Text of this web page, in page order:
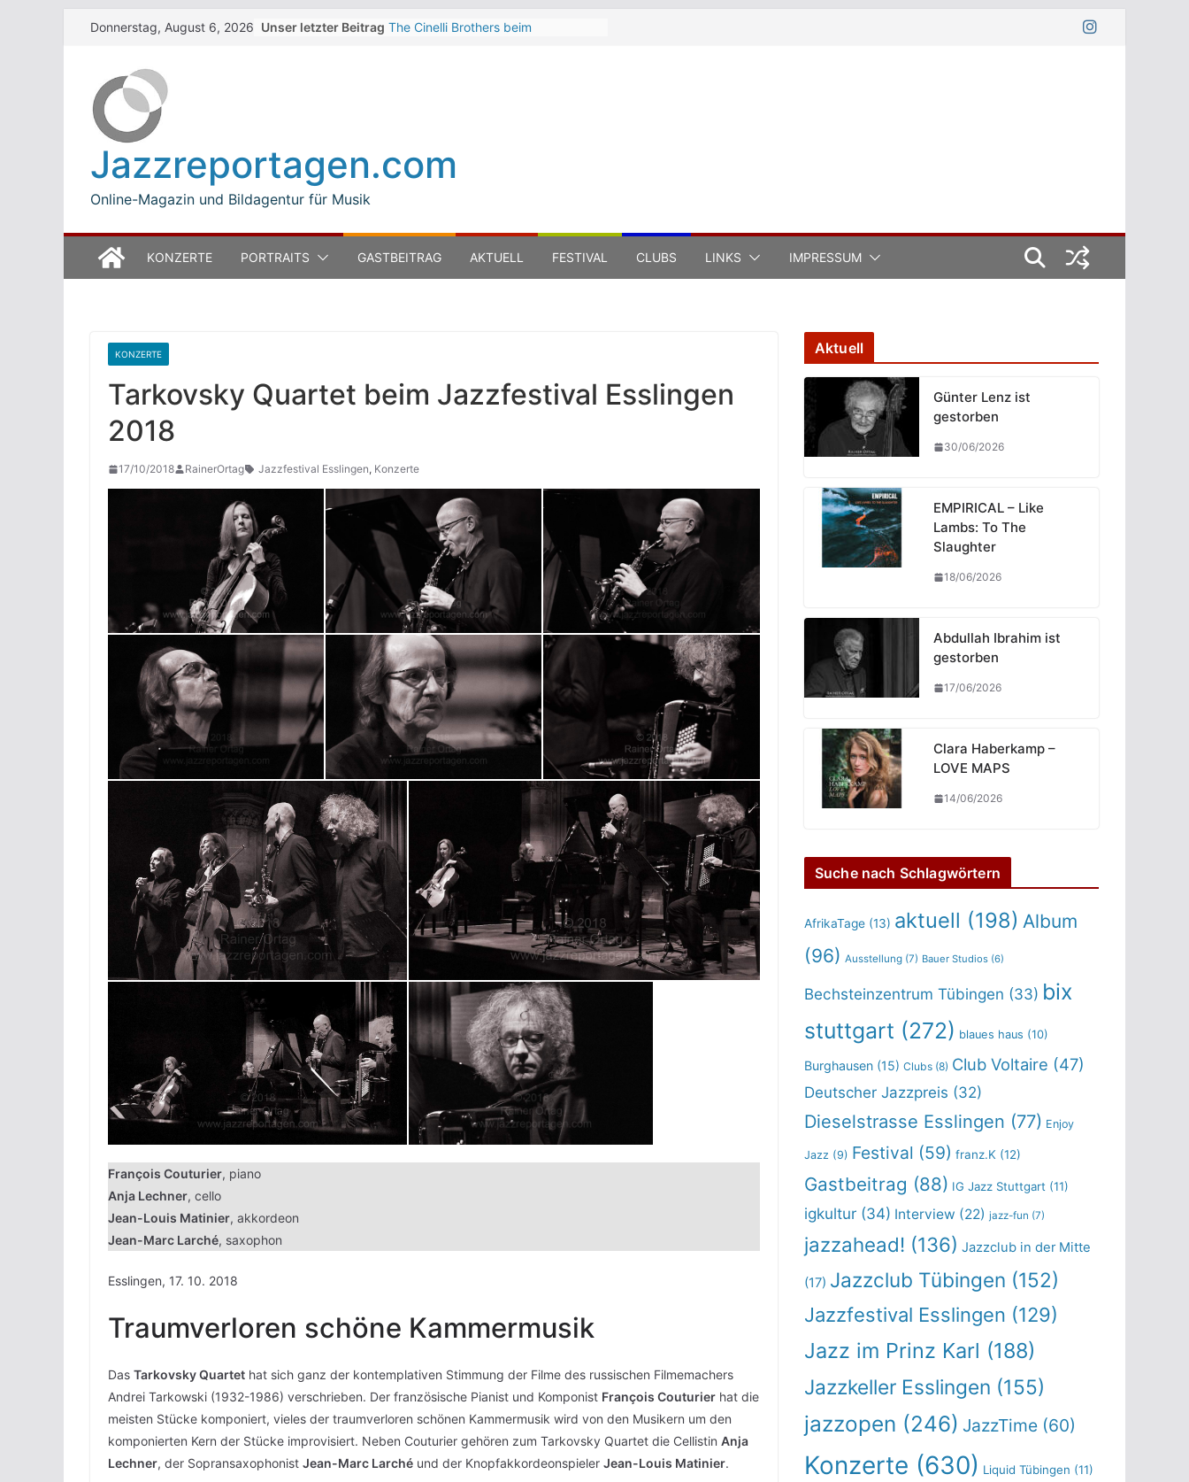
SkipDonnerstag, August 6, 2026 Unser letzter Beitrag The Cinelli Brothers beim
Open Ludwigsburg 2026
Jazzreportagen.com
Online-Magazin und Bildagentur für Musik
KONZERTE PORTRAITS GASTBEITRAG AKTUELL FESTIVAL CLUBS LINKS IMPRESSUM
KONZERTE
Tarkovsky Quartet beim Jazzfestival Esslingen
2018
17/10/2018 RainerOrtag Jazzfestival Esslingen, Konzerte
François Couturier, piano
Anja Lechner, cello
Jean-Louis Matinier, akkordeon
Jean-Marc Larché, saxophon
Esslingen, 17. 10. 2018
Traumverloren schöne Kammermusik
Das Tarkovsky Quartet hat sich ganz der kontemplativen Stimmung der Filme des russischen Filmemachers
Andrei Tarkowski (1932-1986) verschrieben. Der französische Pianist und Komponist François Couturier hat die
meisten Stücke komponiert, vieles der traumverloren schönen Kammermusik wird von den Musikern um den
komponierten Kern der Stücke improvisiert. Neben Couturier gehören zum Tarkovsky Quartet die Cellistin Anja
Lechner, der Sopransaxophonist Jean-Marc Larché und der Knopfakkordeonspieler Jean-Louis Matinier.
Aktuell
Günter Lenz ist
gestorben
30/06/2026
EMPIRICAL – Like
Lambs: To The
Slaughter
18/06/2026
Abdullah Ibrahim ist
gestorben
17/06/2026
Clara Haberkamp –
LOVE MAPS
14/06/2026
Suche nach Schlagwörtern
AfrikaTage (13) aktuell (198) Album
(96) Ausstellung (7) Bauer Studios (6)
Bechsteinzentrum Tübingen (33) bix
stuttgart (272) blaues haus (10)
Burghausen (15) Clubs (8) Club Voltaire (47)
Deutscher Jazzpreis (32)
Dieselstrasse Esslingen (77) Enjoy
Jazz (9) Festival (59) franz.K (12)
Gastbeitrag (88) IG Jazz Stuttgart (11)
igkultur (34) Interview (22) jazz-fun (7)
jazzahead! (136) Jazzclub in der Mitte
(17) Jazzclub Tübingen (152)
Jazzfestival Esslingen (129)
Jazz im Prinz Karl (188)
Jazzkeller Esslingen (155)
jazzopen (246) JazzTime (60)
Konzerte (630) Liquid Tübingen (11)